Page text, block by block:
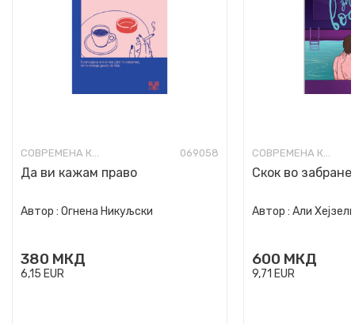
СОВРЕМЕНА КНИЖЕВНОСТ 069058
Да ви кажам право
Автор : Огнена Никуљски
380 МКД
6,15 EUR
СОВРЕМЕНА КНИЖЕВНОСТ
Скок во
Автор : Али
600 МКД
9,71 EUR